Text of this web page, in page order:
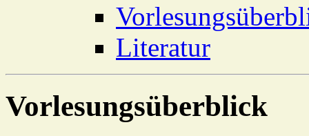
Literatur
Vorlesungsüberblick